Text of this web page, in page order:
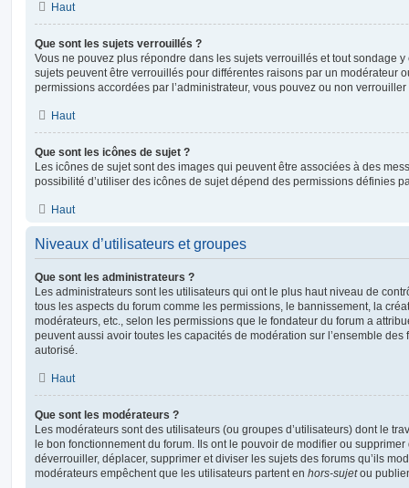
Haut
Que sont les sujets verrouillés ?
Vous ne pouvez plus répondre dans les sujets verrouillés et tout sondage
sujets peuvent être verrouillés pour différentes raisons par un modérateur
permissions accordées par l’administrateur, vous pouvez ou non
Haut
Que sont les icônes de sujet ?
Les icônes de sujet sont des images qui peuvent être associées à des
possibilité d’utiliser des icônes de sujet dépend des permissions définies
Haut
Niveaux d’utilisateurs et groupes
Que sont les administrateurs ?
Les administrateurs sont les utilisateurs qui ont le plus haut niveau de
tous les aspects du forum comme les permissions, le bannissement, la
modérateurs, etc., selon les permissions que le fondateur du forum a
peuvent aussi avoir toutes les capacités de modération sur l’ensemble
autorisé.
Haut
Que sont les modérateurs ?
Les modérateurs sont des utilisateurs (ou groupes d’utilisateurs) dont le
le bon fonctionnement du forum. Ils ont le pouvoir de modifier ou
déverrouiller, déplacer, supprimer et diviser les sujets des forums qu’ils
modérateurs empêchent que les utilisateurs partent en hors-sujetou